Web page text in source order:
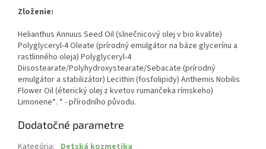
Zloženie:
Helianthus Annuus Seed Oil (slnečnicový olej v bio kvalite)
Polyglyceryl-4 Oleate (prírodný emulgátor na báze glycerínu a
rastlinného oleja) Polyglyceryl-4
Diisostearate/Polyhydroxystearate/Sebacate (prírodný
emulgátor a stabilizátor) Lecithin (fosfolipidy) Anthemis Nobilis
Flower Oil (éterický olej z kvetov rumančeka rímskeho)
Limonene*. * - přírodního původu.
Dodatočné parametre